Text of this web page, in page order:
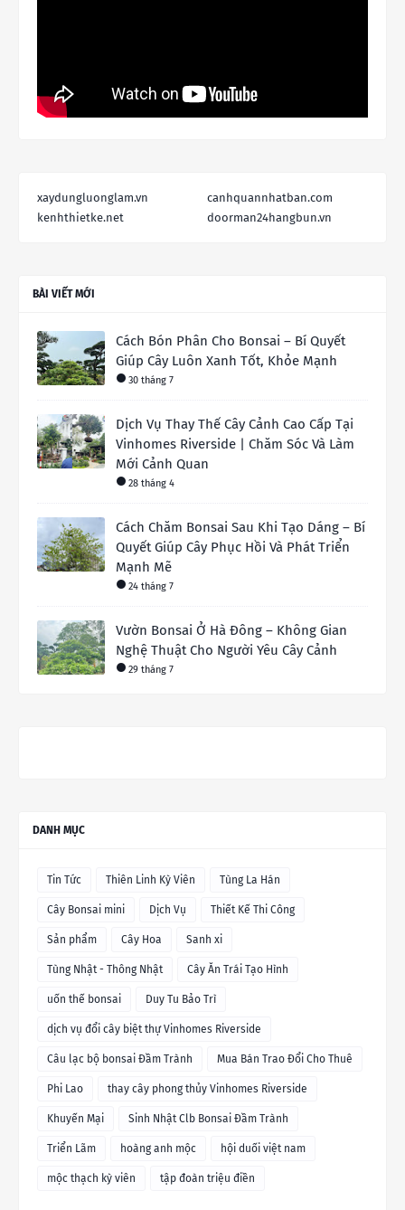
xaydungluonglam.vn
canhquannhatban.com
kenhthietke.net
doorman24hangbun.vn
BÀI VIẾT MỚI
Cách Bón Phân Cho Bonsai – Bí Quyết
Giúp Cây Luôn Xanh Tốt, Khỏe Mạnh
30 tháng 7
Dịch Vụ Thay Thế Cây Cảnh Cao Cấp Tại
Vinhomes Riverside | Chăm Sóc Và Làm
Mới Cảnh Quan
28 tháng 4
Cách Chăm Bonsai Sau Khi Tạo Dáng – Bí
Quyết Giúp Cây Phục Hồi Và Phát Triển
Mạnh Mẽ
24 tháng 7
Vườn Bonsai Ở Hà Đông – Không Gian
Nghệ Thuật Cho Người Yêu Cây Cảnh
29 tháng 7
DANH MỤC
Tin Tức Thiên Linh Kỳ Viên Tùng La Hán
Cây Bonsai mini Dịch Vụ Thiết Kế Thi Công
Sản phẩm Cây Hoa Sanh xi
Tùng Nhật - Thông Nhật Cây Ăn Trái Tạo Hình
uốn thế bonsai Duy Tu Bảo Trì
dịch vụ đổi cây biệt thự Vinhomes Riverside
Câu lạc bộ bonsai Đầm Trành Mua Bán Trao Đổi Cho Thuê
Phi Lao thay cây phong thủy Vinhomes Riverside
Khuyến Mại Sinh Nhật Clb Bonsai Đầm Trành
Triển Lãm hoàng anh mộc hội duối việt nam
mộc thạch kỳ viên tập đoàn triệu điền